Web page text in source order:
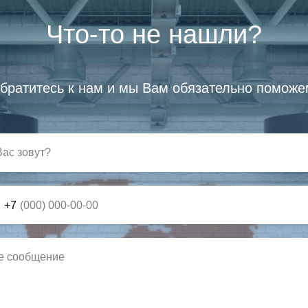
Что-то не нашли?
к нам и мы Вам обязательно
+7